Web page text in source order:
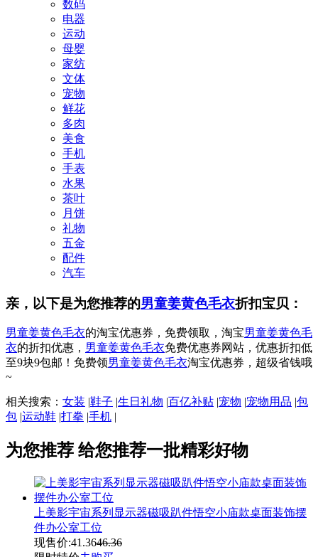
数码
电器
运动
母婴
家纺
文体
宠物
鲜花
多肉
美食
手机
手表
水果
茶叶
月饼
礼物
五金
配件
汽车
亲，以下是为您推荐的男童姜黄色毛衣折扣宝贝：
男童姜黄色毛衣的淘宝优惠券，免费领取，淘宝男童姜黄色毛
衣的折扣优惠， 男童姜黄色毛衣免费优惠券网站，优惠折扣低
至9块9包邮！免费领男童姜黄色毛衣淘宝优惠券，超级省钱哦
~
相关搜索： 女装 |鞋子 |生日礼物 |百亿补贴 |宠物 |宠物用品 |包
包 |运动鞋 |打拳 |手机 |
为您推荐 给您推荐一批精彩好物
上美影宇宙系列显示器磁吸趴件悟空小庙款桌面装饰摆
件办公室工位
现售价:41.3646.36